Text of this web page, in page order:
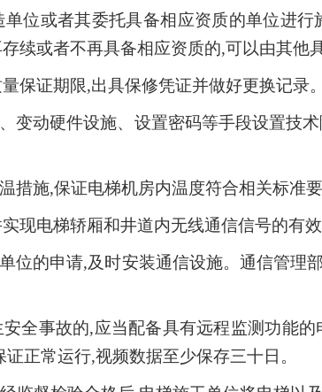
位或者其委托具备相应资质的单位进行
续或者不再具备相应资质的,可以由其他
保证期限,出具保修凭证并做好更换记录。
变动硬件设施、设置密码等手段设置技
施,保证电梯机房内温度符合相关标准要
现电梯轿厢和井道内无线通信信号的有效
位的申请,及时安装通信设施。通信管理
事故的,应当配备具有远程监测功能的
正常运行,视频数据至少保存三十日。